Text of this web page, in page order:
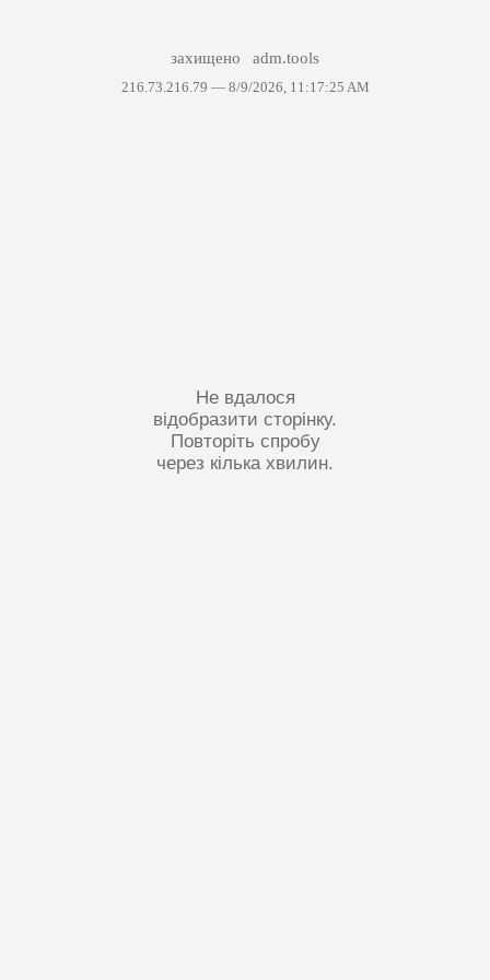
захищено adm.tools
216.73.216.79 — 8/9/2026, 11:17:25 AM
Не вдалося
відобразити сторінку.
Повторіть спробу
через кілька хвилин.